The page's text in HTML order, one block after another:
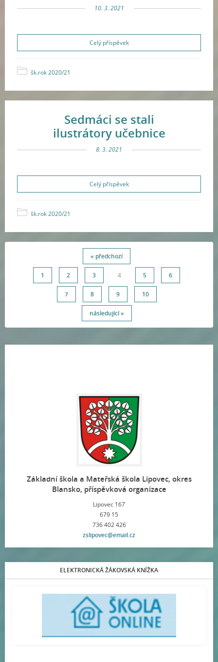
10. 3. 2021
Celý příspěvek
šk.rok 2020/21
Sedmáci se stali
ilustrátory učebnice
8. 3. 2021
Celý příspěvek
šk.rok 2020/21
« předchozí
1 2 3 4 5 6
7 8 9 10
následující »
Základní škola a Mateřská škola Lipovec, okres
Blansko, příspěvková organizace
Lipovec 167
679 15
736 402 426
zslipovec@email.cz
ELEKTRONICKÁ ŽÁKOVSKÁ KNÍŽKA